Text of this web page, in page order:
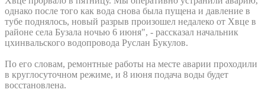
однако после того как вода снова была пущена и давление в
тубе поднялось, новый разрыв произошел недалеко от Хвце в
районе села Бузала ночью 6 июня", - рассказал начальник
цхинвальского водопровода Руслан Букулов.
По его словам, ремонтные работы на месте аварии проходили
в круглосуточном режиме, и 8 июня подача воды будет
восстановлена.